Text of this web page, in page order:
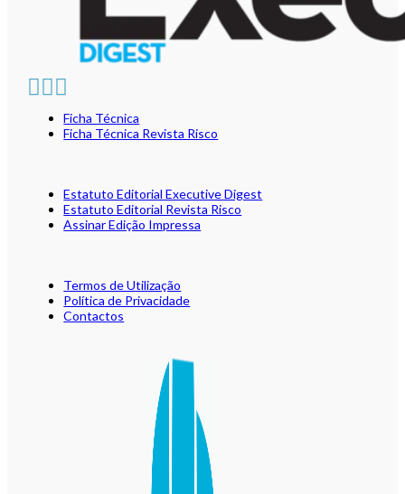
Ficha Técnica
Ficha Técnica Revista Risco
Estatuto Editorial Executive Digest
Estatuto Editorial Revista Risco
Assinar Edição Impressa
Termos de Utilização
Política de Privacidade
Contactos